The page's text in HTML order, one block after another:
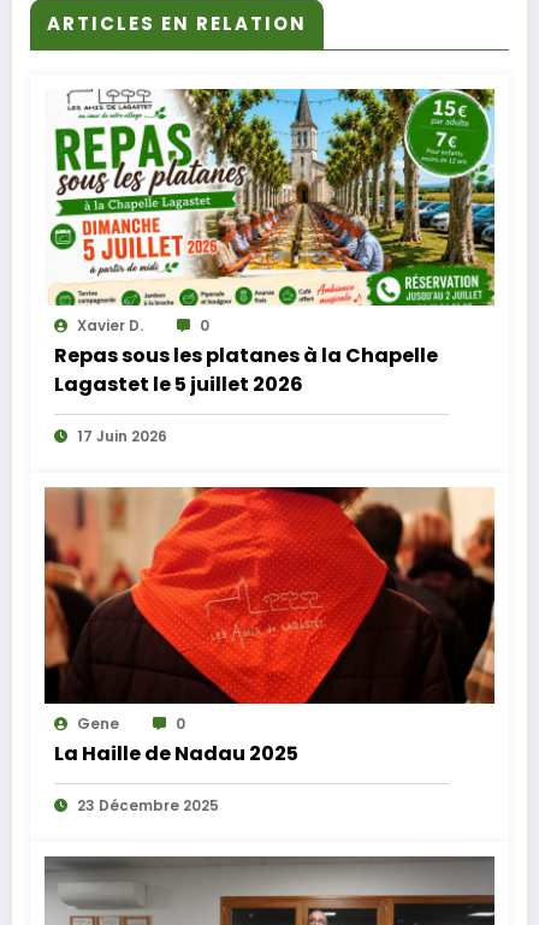
ARTICLES EN RELATION
Xavier D. 0
Repas sous les platanes à la Chapelle
Lagastet le 5 juillet 2026
17 Juin 2026
Gene 0
La Haille de Nadau 2025
23 Décembre 2025